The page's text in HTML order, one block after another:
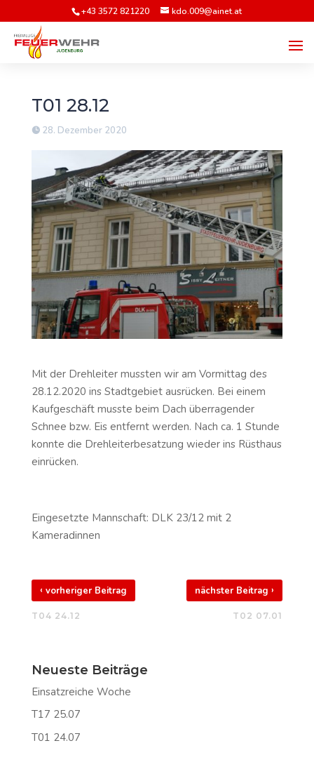
+43 3572 821220 kdo.009@ainet.at
T01 28.12
28. Dezember 2020
Mit der Drehleiter mussten wir am Vormittag des
28.12.2020 ins Stadtgebiet ausrücken. Bei einem
Kaufgeschäft musste beim Dach überragender
Schnee bzw. Eis entfernt werden. Nach ca. 1 Stunde
konnte die Drehleiterbesatzung wieder ins Rüsthaus
einrücken.
Eingesetzte Mannschaft: DLK 23/12 mit 2
Kameradinnen
‹ vorheriger Beitrag
T04 24.12
nächster Beitrag›
T02 07.01
Neueste Beiträge
Einsatzreiche Woche
T17 25.07
T01 24.07